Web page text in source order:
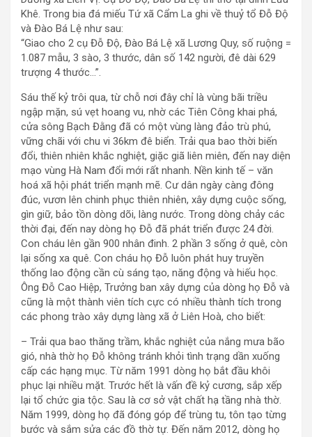
Khê. Trong bia đá miếu Tứ xã Cẩm La ghi về thuỷ tổ Đỗ Độ
và Đào Bá Lệ như sau:
“Giao cho 2 cụ Đỗ Độ, Đào Bá Lệ xã Lương Quy, số ruộng =
1.087 mẫu, 3 sào, 3 thước, dân số 142 người, đê dài 629
trượng 4 thước…”.
Sáu thế kỷ trôi qua, từ chỗ nơi đây chỉ là vùng bãi triều
ngập mặn, sú vẹt hoang vu, nhờ các Tiên Công khai phá,
cửa sông Bạch Đằng đã có một vùng làng đảo trù phú,
vững chãi với chu vi 36km đê biển. Trải qua bao thời biến
đổi, thiên nhiên khắc nghiệt, giặc giã liên miên, đến nay diện
mạo vùng Hà Nam đổi mới rất nhanh. Nền kinh tế – văn
hoá xã hội phát triển mạnh mẽ. Cư dân ngày càng đông
đúc, vươn lên chinh phục thiên nhiên, xây dựng cuộc sống,
gìn giữ, bảo tồn dòng dõi, làng nước. Trong dòng chảy các
thời đại, đến nay dòng họ Đỗ đã phát triển được 24 đời.
Con cháu lên gần 900 nhân đinh. 2 phần 3 sống ở quê, còn
lại sống xa quê. Con cháu họ Đỗ luôn phát huy truyền
thống lao động cần cù sáng tạo, năng động và hiếu học.
Ông Đỗ Cao Hiệp, Trưởng ban xây dựng của dòng họ Đỗ và
cũng là một thành viên tích cực có nhiều thành tích trong
các phong trào xây dựng làng xã ở Liên Hoà, cho biết:
– Trải qua bao thăng trầm, khắc nghiệt của nắng mưa bão
gió, nhà thờ họ Đỗ không tránh khỏi tình trạng dần xuống
cấp các hạng mục. Từ năm 1991 dòng họ bắt đầu khôi
phục lại nhiều mặt. Trước hết là vấn đề kỷ cương, sắp xếp
lại tổ chức gia tộc. Sau là cơ sở vật chất hạ tầng nhà thờ.
Năm 1999, dòng họ đã đóng góp để trùng tu, tôn tạo từng
bước và sắm sửa các đồ thờ tự. Đến năm 2012, dòng họ